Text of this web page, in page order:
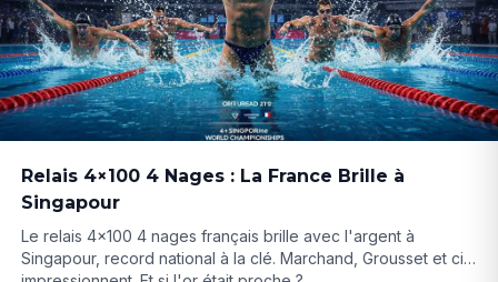
Relais 4×100 4 Nages : La France Brille à
Singapour
Le relais 4x100 4 nages français brille avec l'argent à
Singapour, record national à la clé. Marchand, Grousset et cie